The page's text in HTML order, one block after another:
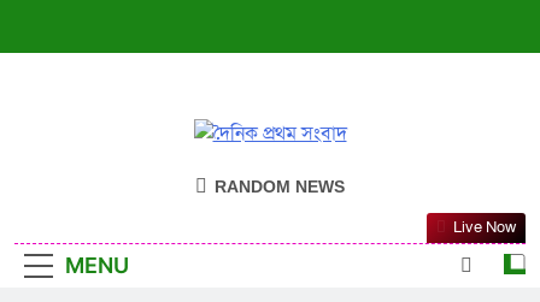
দৈনিক প্রথম সংবাদ
RANDOM NEWS
MENU
Live Now